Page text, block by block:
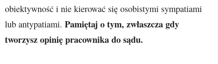
obiektywność i nie kierować się osobistymi sympatiami
lub antypatiami. Pamiętaj o tym, zwłaszcza gdy
tworzysz opinię pracownika do sądu.